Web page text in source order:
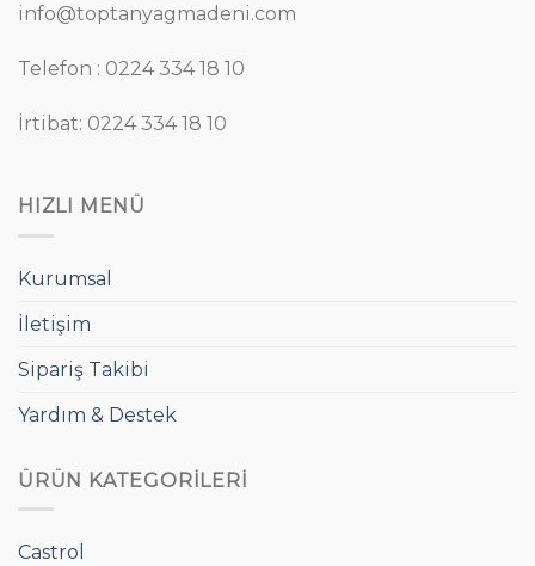
info@toptanyagmadeni.com
Telefon : 0224 334 18 10
İrtibat: 0224 334 18 10
HIZLI MENÜ
Kurumsal
İletişim
Sipariş Takibi
Yardım & Destek
ÜRÜN KATEGORILERI
Castrol